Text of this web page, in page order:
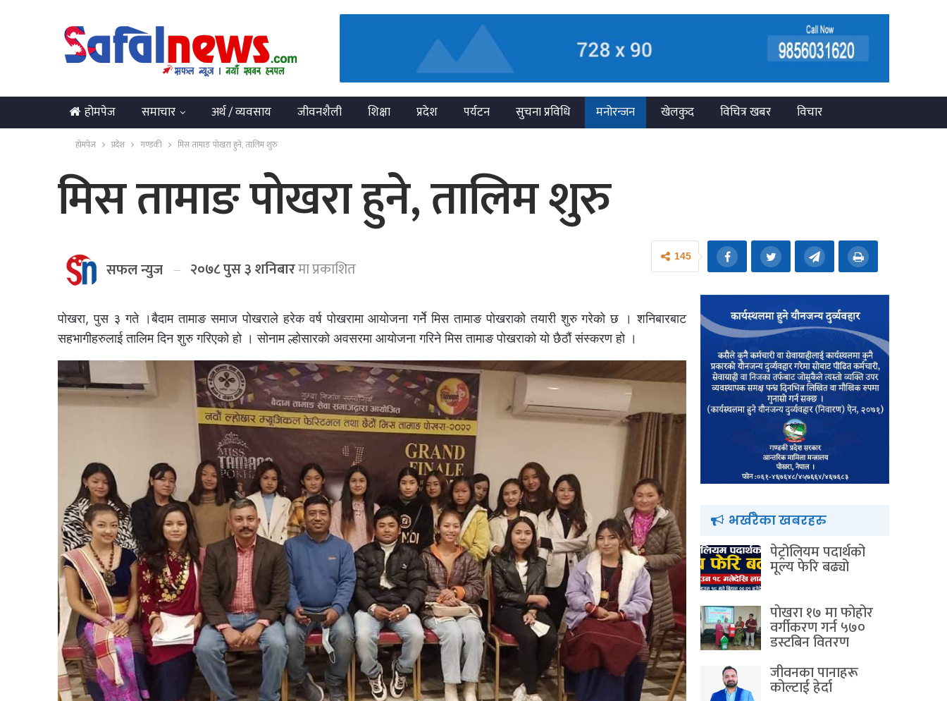
होमपेज समाचार अर्थ / व्यवसाय जीवनशैली शिक्षा प्रदेश पर्यटन सुचना प्रविधि मनोरन्जन खेलकुद विचित्र खबर
विचार
English
होमपेज प्रदेश गण्डकी मिस तामाङ पोखरा हुने, तालिम शुरु
मिस तामाङ पोखरा हुने, तालिम शुरु
सफल न्युज २०७८ पुस ३ शनिबारमा प्रकाशित
145
पोखरा, पुस ३ गते ।बैदाम तामाङ समाज पोखराले हरेक वर्ष पोखरामा आयोजना गर्नेे मिस तामाङ पोखराको तयारी शुरु गरेको छ । शनिबारबाट
सहभागीहरुलाई तालिम दिन शुरु गरिएको हो । सोनाम ल्होसारको अवसरमा आयोजना गरिने मिस तामाङ पोखराको यो छैठौं संस्करण हो ।
भर्खरैका खबरहरु
पेट्रोलियम पदार्थको
मूल्य फेरि बढ्यो
पाेखरा १७ मा फोहोर
वर्गीकरण गर्न ५७०
डस्टबिन वितरण
जीवनका पानाहरू
कोल्टाई हेर्दा